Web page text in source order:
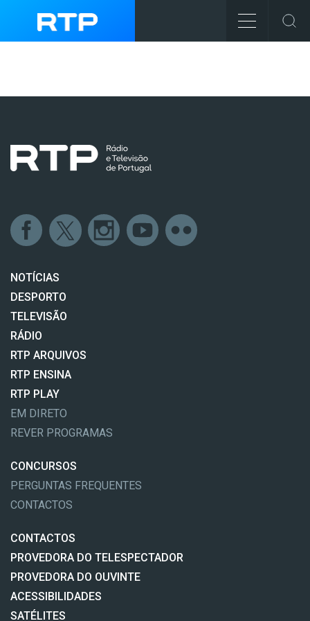
NOTÍCIAS
DESPORTO
TELEVISÃO
RÁDIO
RTP ARQUIVOS
RTP ENSINA
RTP PLAY
EM DIRETO
REVER PROGRAMAS
CONCURSOS
PERGUNTAS FREQUENTES
CONTACTOS
CONTACTOS
PROVEDORA DO TELESPECTADOR
PROVEDORA DO OUVINTE
ACESSIBILIDADES
SATÉLITES